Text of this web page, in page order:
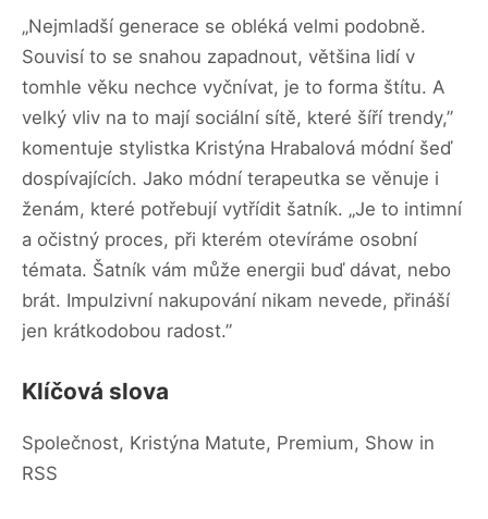
„Nejmladší generace se obléká velmi podobně.
Souvisí to se snahou zapadnout, většina lidí v
tomhle věku nechce vyčnívat, je to forma štítu. A
velký vliv na to mají sociální sítě, které šíří trendy,”
komentuje stylistka Kristýna Hrabalová módní šeď
dospívajících. Jako módní terapeutka se věnuje i
ženám, které potřebují vytřídit šatník. „Je to intimní
a očistný proces, při kterém otevíráme osobní
témata. Šatník vám může energii buď dávat, nebo
brát. Impulzivní nakupování nikam nevede, přináší
jen krátkodobou radost.”
Klíčová slova
Společnost, Kristýna Matute, Premium, Show in
RSS